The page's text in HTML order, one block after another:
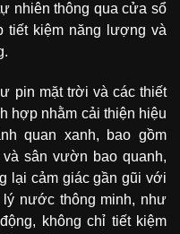
nhiên thông qua cửa sổ
tiết kiệm năng lượng và
pin mặt trời và các thiết
hợp nhằm cải thiện hiệu
quan xanh, bao gồm
sân vườn bao quanh,
lại cảm giác gần gũi với
lý nước thông minh, như
không chỉ tiết kiệm